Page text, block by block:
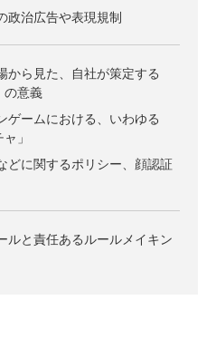
政治広告や表現規制
から見た、自社が策定する
の意義
ゲームにおける、いわゆる
」
どに関するポリシー、顔認証
ルと責任あるルールメイキン